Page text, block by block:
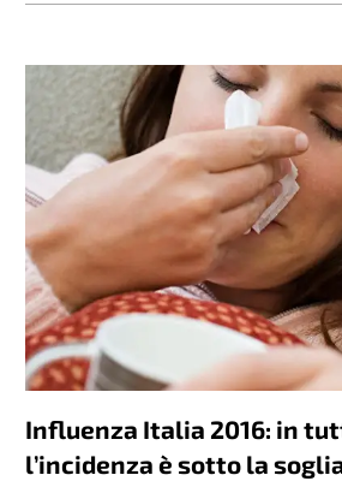
Influenza Italia 2016: in
l’incidenza è sotto la